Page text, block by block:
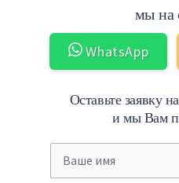
мы на
WhatsApp
Оставьте заявку
и мы Вам